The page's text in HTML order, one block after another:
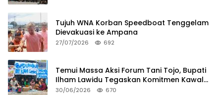
Tujuh WNA Korban Speedboat Tenggelam
Dievakuasi ke Ampana
27/07/2026 692
Temui Massa Aksi Forum Tani Tojo, Bupati
Ilham Lawidu Tegaskan Komitmen Kawal
Persoalan Sertifikat Lahan
30/06/2026 670